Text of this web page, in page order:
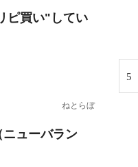
ピ買い"してい
ねとらぼ
ニューバラン
5